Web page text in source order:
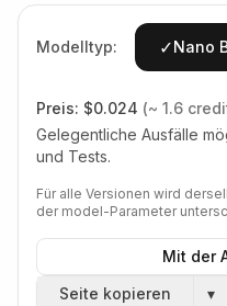
Modelltyp: ✓Nano
Preis: $0.024 (~ 1.6
Gelegentliche Ausfälle
und Tests.
Für alle Versionen wird
der model-Parameter
Mit der
Seite kopieren
▾